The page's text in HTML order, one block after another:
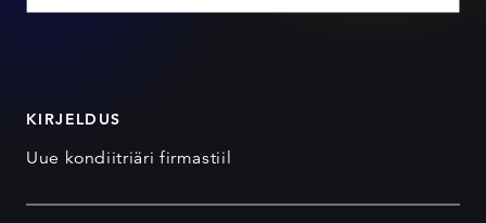
KIRJELDUS
Uue kondiitriäri firmastiil